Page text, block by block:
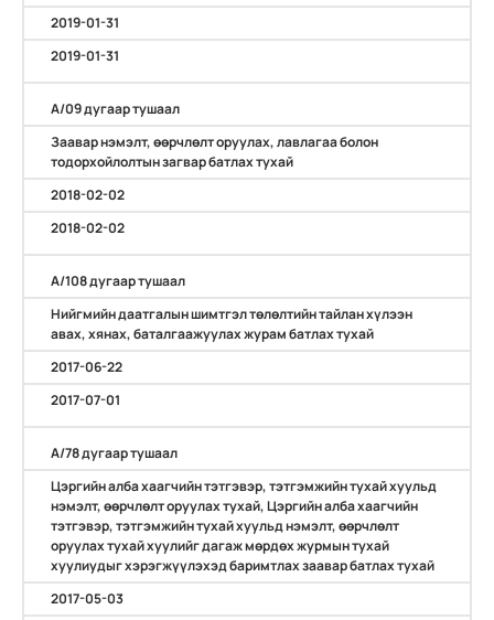
2019-01-31
2019-01-31
А/09 дугаар тушаал
Заавар нэмэлт, өөрчлөлт оруулах, лавлагаа болон
тодорхойлолтын загвар батлах тухай
2018-02-02
2018-02-02
А/108 дугаар тушаал
Нийгмийн даатгалын шимтгэл төлөлтийн тайлан хүлээн
авах, хянах, баталгаажуулах журам батлах тухай
2017-06-22
2017-07-01
А/78 дугаар тушаал
Цэргийн алба хаагчийн тэтгэвэр, тэтгэмжийн тухай хуульд
нэмэлт, өөрчлөлт оруулах тухай, Цэргийн алба хаагчийн
тэтгэвэр, тэтгэмжийн тухай хуульд нэмэлт, өөрчлөлт
оруулах тухай хуулийг дагаж мөрдөх журмын тухай
хуулиудыг хэрэгжүүлэхэд баримтлах заавар батлах тухай
2017-05-03